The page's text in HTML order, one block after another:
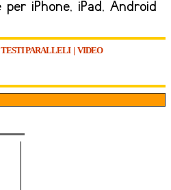
TESTI PARALLELI| VIDEO